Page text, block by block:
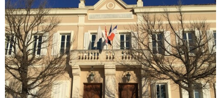
PRODOTTI DEL TERRITORIO